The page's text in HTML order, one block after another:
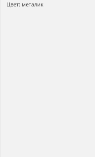
Цвет: металик